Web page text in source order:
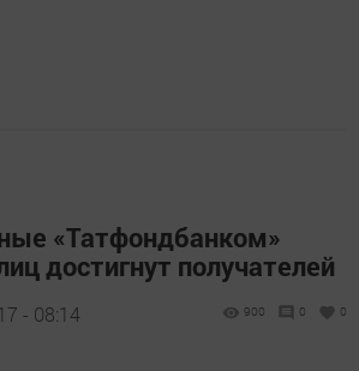
«Татфондбанком»
достигнут получателей
- 08:14 900 0 0